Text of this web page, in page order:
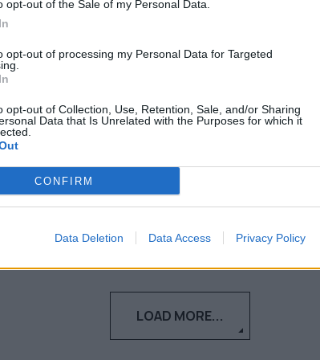
opt-out of the Sale of my Personal Data.
opt-out of processing my Personal Data for Targeted
opt-out of Collection, Use, Retention, Sale, and/or Sharing
Data that Is Unrelated with the Purposes for which it
CONFIRM
Data Deletion Data Access Privacy Policy
προσέξεις στην ποδηλασία
ατυχημάτων;
Αν κι εσύ μόλις ξεκίνησες να ασχολείσαι
με το πλέον εναλλακτικό και
Ναταλία Πετρίτη
16.02.2023
LOAD MORE...